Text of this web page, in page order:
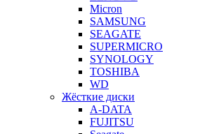
Micron
SAMSUNG
SEAGATE
SUPERMICRO
SYNOLOGY
TOSHIBA
WD
Жёсткие диски
A-DATA
FUJITSU